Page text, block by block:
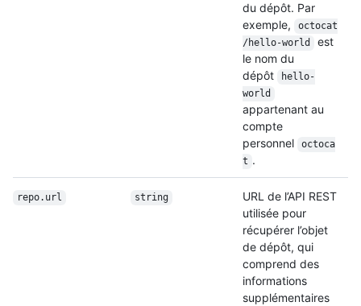
du dépôt. Par
exemple,
octocat
/hello-world
est
le nom du
dépôt
hello-
world
appartenant au
compte
personnel
octoca
t .
repo.url string
URL de l’API REST
utilisée pour
récupérer l’objet
de dépôt, qui
comprend des
informations
supplémentaires